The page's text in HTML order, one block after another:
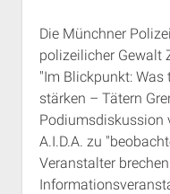
Die Münchner
polizeilicher Gewalt
"Im Blickpunkt: Was
stärken – Tätern
Podiumsdiskussion
A.I.D.A. zu
Veranstalter